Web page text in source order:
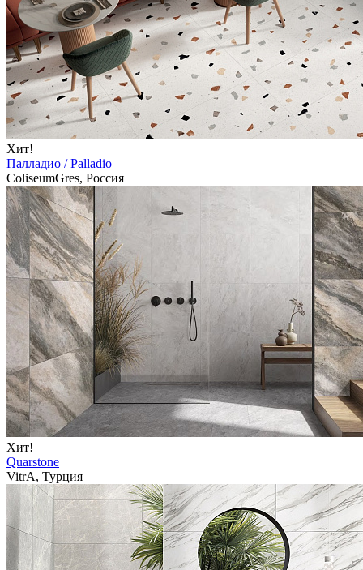
Хит!
Палладио / Palladio
ColiseumGres, Россия
Хит!
Quarstone
VitrA, Турция